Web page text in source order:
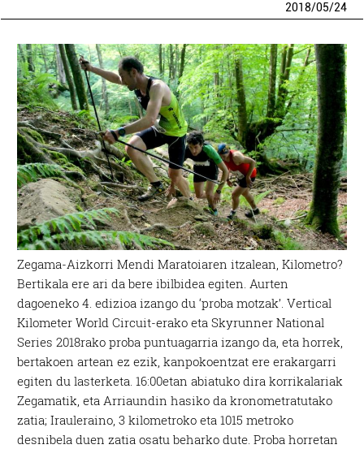
2018/05/24
Zegama-Aizkorri Mendi Maratoiaren itzalean, Kilometro?
Bertikala ere ari da bere ibilbidea egiten. Aurten
dagoeneko 4. edizioa izango du ‘proba motzak’. Vertical
Kilometer World Circuit-erako eta Skyrunner National
Series 2018rako proba puntuagarria izango da, eta horrek,
bertakoen artean ez ezik, kanpokoentzat ere erakargarri
egiten du lasterketa. 16:00etan abiatuko dira korrikalariak
Zegamatik, eta Arriaundin hasiko da kronometratutako
zatia; Irauleraino, 3 kilometroko eta 1015 metroko
desnibela duen zatia osatu beharko dute. Proba horretan